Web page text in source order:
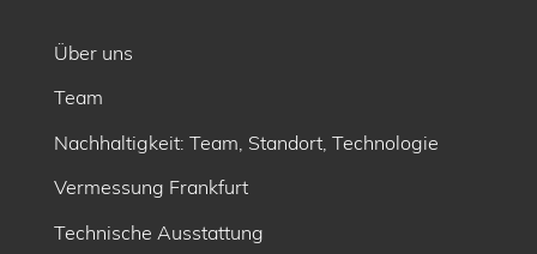
Über uns
Team
Nachhaltigkeit: Team, Standort, Technologie
Vermessung Frankfurt
Technische Ausstattung